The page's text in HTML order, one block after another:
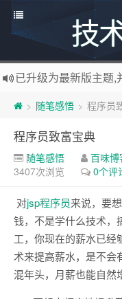
技
感谢您百度求点赞啊!
博主热烈欢迎 软件定
> 随笔感悟 > 程序员
程序员致富宝典
随笔感悟 百味博
3407次浏览
0个评
对jsp程序员来说，要
钱，不是学什么技术，
工，你现在的薪水已经
术来提高薪水，是不会
混年头，月薪也能自然